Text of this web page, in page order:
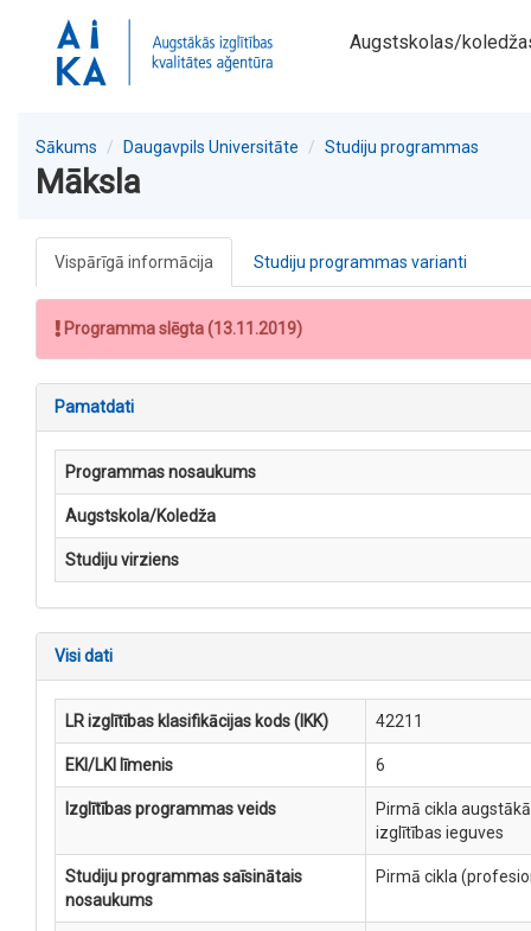
Augstskolas/
Sākums Daugavpils Universitāte Studiju programmas
Māksla
Vispārīgā informācija Studiju programmas varianti
Programma slēgta (13.11.2019)
Pamatdati
Programmas nosaukums
Augstskola/Koledža
Studiju virziens
Visi dati
LR izglītības klasifikācijas kods (IKK) 42211
EKI/LKI līmenis 6
Izglītības programmas veids
Pirmā cikla
izglītības ieguves
Studiju programmas saīsinātais
nosaukums
Pirmā cikla